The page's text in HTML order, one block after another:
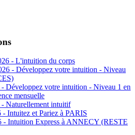
- L'intuition du corps
- Développez votre intuition - Niveau
- Développez votre intuition - Niveau 1 en
mensuelle
- Naturellement intuitif
- Intuitez et Pariez à PARIS
- Intuition Express à ANNECY (RESTE